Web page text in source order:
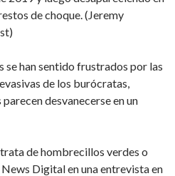
de choque. (Jeremy
han sentido frustrados por las
de los burócratas,
desvanecerse en un
de hombrecillos verdes o
Digital en una entrevista en